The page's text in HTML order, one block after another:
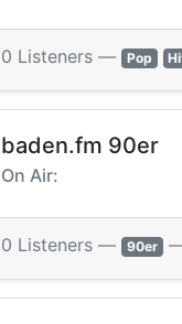
0 Listeners — Pop
baden.fm 90er
On Air:
0 Listeners — 90er